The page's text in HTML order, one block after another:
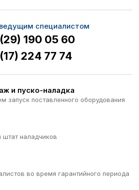
специалистом
190 05 60
224 77 74
и пуско-наладка
запуск поставленного оборудования
штат наладчиков
во время гарантийного периода